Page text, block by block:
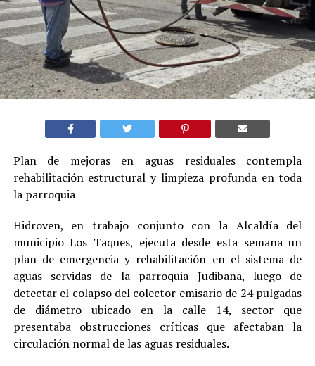
Plan de mejoras en aguas residuales contempla
rehabilitación estructural y limpieza profunda en toda
la parroquia
Hidroven, en trabajo conjunto con la Alcaldía del
municipio Los Taques, ejecuta desde esta semana un
plan de emergencia y rehabilitación en el sistema de
aguas servidas de la parroquia Judibana, luego de
detectar el colapso del colector emisario de 24 pulgadas
de diámetro ubicado en la calle 14, sector que
presentaba obstrucciones críticas que afectaban la
circulación normal de las aguas residuales.